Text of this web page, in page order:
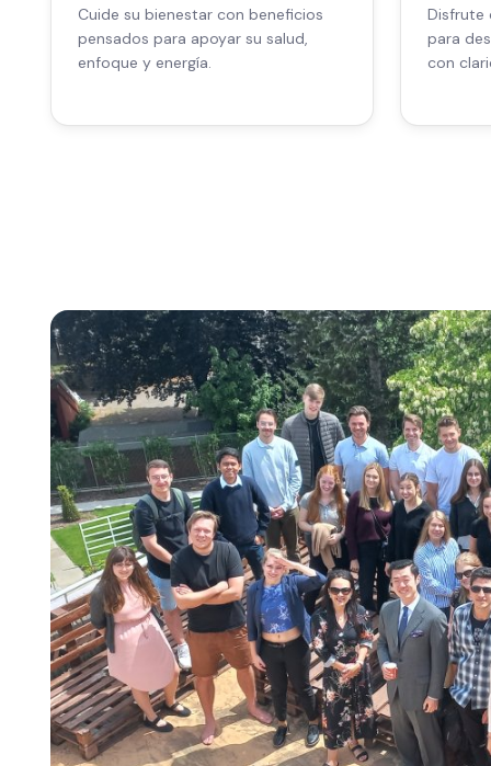
Cuide su bienestar con beneficios
pensados para apoyar su salud,
enfoque y energía.
Disfrute
para
con